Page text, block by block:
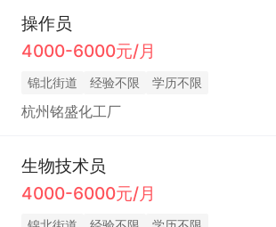
操作员
4000-6000元/月
锦北街道 经验不限 学历不限
杭州铭盛化工厂
生物技术员
4000-6000元/月